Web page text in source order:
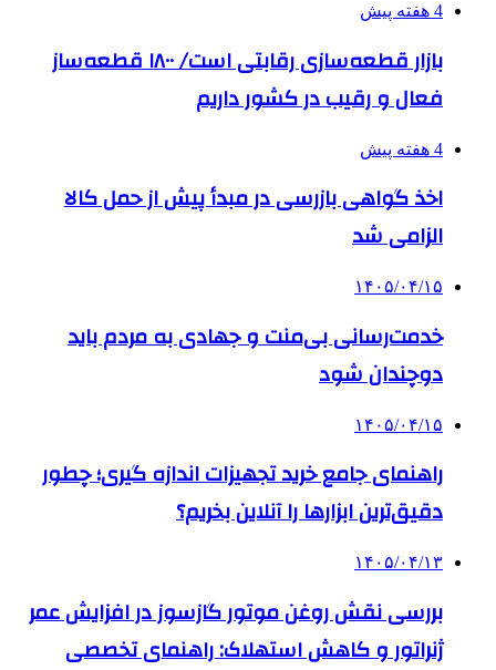
4 هفته پیش
بازار قطعه‌سازی رقابتی است/ ۱۸۰۰ قطعه‌ساز
فعال و رقیب در کشور داریم
4 هفته پیش
اخذ گواهی بازرسی در مبدأ پیش از حمل کالا
الزامی شد
۱۴۰۵/۰۴/۱۵
خدمت‌رسانی بی‌منت و جهادی به مردم باید
دوچندان شود
۱۴۰۵/۰۴/۱۵
راهنمای جامع خرید تجهیزات اندازه گیری؛ چطور
دقیق‌ترین ابزارها را آنلاین بخریم؟
۱۴۰۵/۰۴/۱۳
بررسی نقش روغن موتور گازسوز در افزایش عمر
ژنراتور و کاهش استهلاک: راهنمای تخصصی